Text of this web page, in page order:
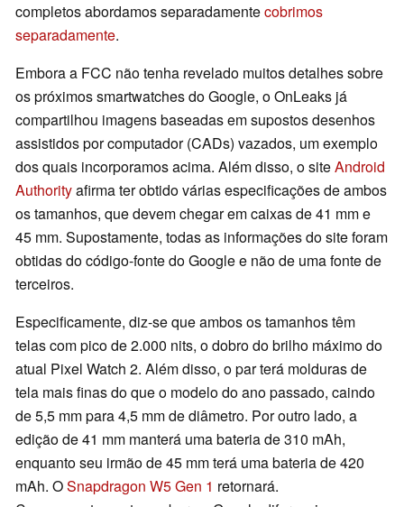
completos abordamos separadamentecobrimos
separadamente.
Embora a FCC não tenha revelado muitos detalhes sobre
os próximos smartwatches do Google, o OnLeaks já
compartilhou imagens baseadas em supostos desenhos
assistidos por computador (CADs) vazados, um exemplo
dos quais incorporamos acima. Além disso, o siteAndroid
Authorityafirma ter obtido várias especificações de ambos
os tamanhos, que devem chegar em caixas de 41 mm e
45 mm. Supostamente, todas as informações do site foram
obtidas do código-fonte do Google e não de uma fonte de
terceiros.
Especificamente, diz-se que ambos os tamanhos têm
telas com pico de 2.000 nits, o dobro do brilho máximo do
atual Pixel Watch 2. Além disso, o par terá molduras de
tela mais finas do que o modelo do ano passado, caindo
de 5,5 mm para 4,5 mm de diâmetro. Por outro lado, a
edição de 41 mm manterá uma bateria de 310 mAh,
enquanto seu irmão de 45 mm terá uma bateria de 420
mAh. OSnapdragon W5 Gen 1 retornará.